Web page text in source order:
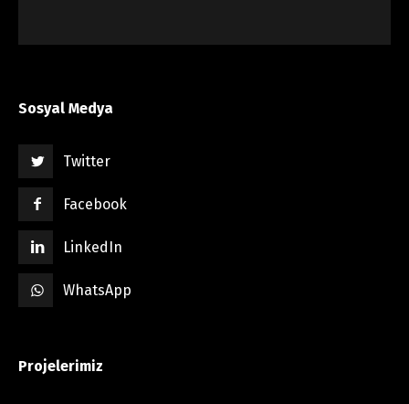
Sosyal Medya
Twitter
Facebook
LinkedIn
WhatsApp
Projelerimiz